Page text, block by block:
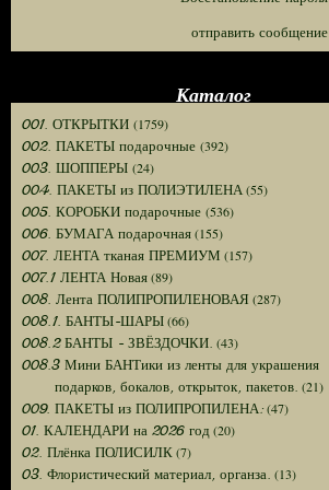
отправить сообщение
Каталог
001. ОТКРЫТКИ (1759)
002. ПАКЕТЫ подарочные (392)
003. ШОППЕРЫ (24)
004. ПАКЕТЫ из ПОЛИЭТИЛЕНА(55)
005. КОРОБКИ подарочные (536)
006. БУМАГА подарочная(155)
007. ЛЕНТА тканая ПРЕМИУМ (157)
007.1 ЛЕНТА Новая(89)
008. Лента ПОЛИПРОПИЛЕНОВАЯ (287)
008.1. БАНТЫ-ШАРЫ(66)
008.2 БАНТЫ - ЗВЁЗДОЧКИ. (43)
008.3 Мини БАНТики из ленты для украшения
подарков, бокалов, открыток, пакетов. (21)
009. ПАКЕТЫ из ПОЛИПРОПИЛЕНА:(47)
01. КАЛЕНДАРИ на 2026 год (20)
02. Плёнка ПОЛИСИЛК(7)
03. Флористический материал, органза. (13)